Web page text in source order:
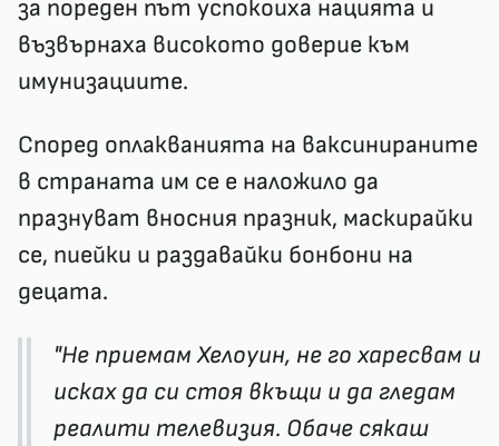
за пореден път успокоиха нацията и
възвърнаха високото доверие към
имунизациите.
Според оплакванията на ваксинираните
в страната им се е наложило да
празнуват вносния празник, маскирайки
се, пиейки и раздавайки бонбони на
децата.
"Не приемам Хелоуин, не го харесвам и
исках да си стоя вкъщи и да гледам
реалити телевизия. Обаче сякаш